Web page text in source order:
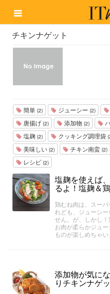
チキンナゲット
簡単 (2) ジューシー (2)
唐揚げ (2) 添加物 (2)
塩麹 (2) クッキング調理袋
美味しい (2) チキン南蛮 (2)
レシピ (2)
塩麹を使えば
るよ！塩麹＆
鶏むね肉は、スー
れども、ジューシ
せん。が、しかし！
お肉が柔らかジュ
ものが楽しめちゃい
添加物が気に
りチキンナゲ